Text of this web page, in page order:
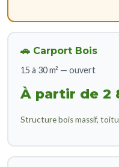
🚗 Carport Bois
15 à 30 m² — ouvert
À partir de 2
Structure bois massif,